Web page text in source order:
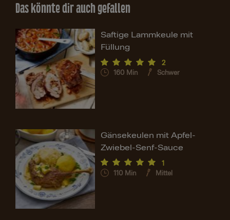
Das könnte dir auch gefallen
Saftige Lammkeule mit
Füllung
2
160 Min Schwer
Gänsekeulen mit Apfel-
Zwiebel-Senf-Sauce
1
110 Min Mittel